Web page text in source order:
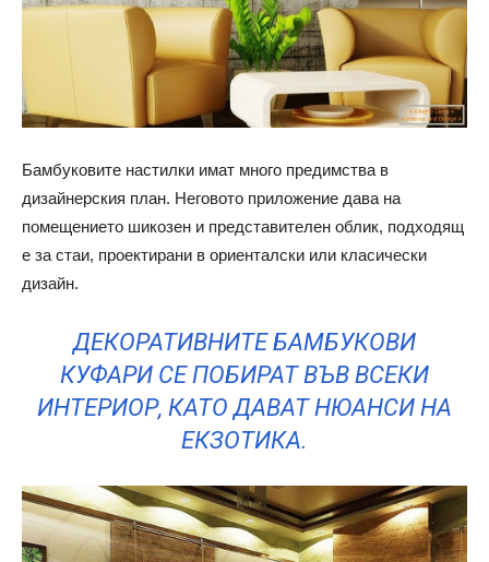
Бамбуковите настилки имат много предимства в
дизайнерския план. Неговото приложение дава на
помещението шикозен и представителен облик, подходящ
е за стаи, проектирани в ориенталски или класически
дизайн.
ДЕКОРАТИВНИТЕ БАМБУКОВИ
КУФАРИ СЕ ПОБИРАТ ВЪВ ВСЕКИ
ИНТЕРИОР, КАТО ДАВАТ НЮАНСИ НА
ЕКЗОТИКА.